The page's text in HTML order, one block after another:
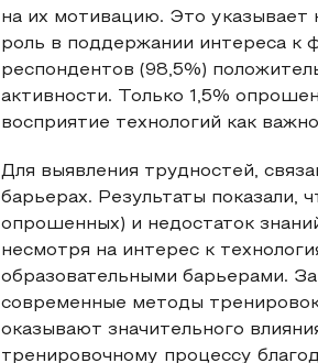
на их мотивацию. Это указывает
роль в поддержании интереса к
респондентов (98,5%)
активности. Только 1,5%
восприятие технологий как
Для выявления трудностей,
барьерах. Результаты показали,
опрошенных) и недостаток
несмотря на интерес к
образовательными барьерами.
современные методы
оказывают значительного
тренировочному процессу